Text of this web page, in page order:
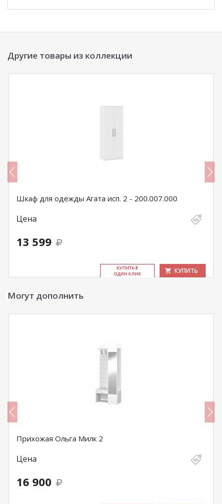
Другие товары из коллекции
Шкаф для одежды Агата исп. 2 - 200.007.000
Цена
13 599
КУ­ПИТЬ В
ОДИН КЛИК
КУПИТЬ
Могут дополнить
Прихожая Ольга Милк 2
Цена
16 900